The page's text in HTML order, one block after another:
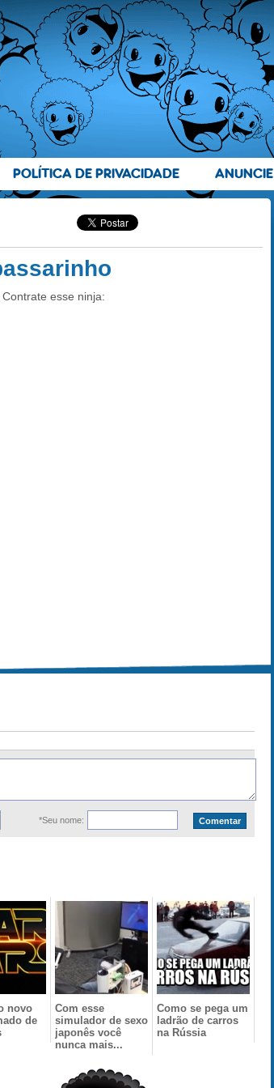
POLÍTICA DE PRIVACIDADE ANUNCIE
esse ninja:
*Seu nome:
novo
de
Com esse
simulador de sexo
japonês você
nunca mais...
Como se pega um
ladrão de carros
na Rússia